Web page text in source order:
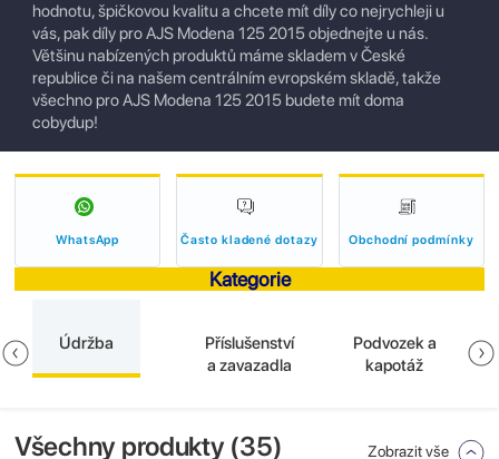
hodnotu, špičkovou kvalitu a chcete mít díly co nejrychleji u
vás, pak díly pro AJS Modena 125 2015 objednejte u nás.
Většinu nabízených produktů máme skladem v České
republice či na našem centrálním evropském skladě, takže
všechno pro AJS Modena 125 2015 budete mít doma
cobydup!
WhatsApp Často kladené dotazy Obchodní podmínky
Kategorie
Údržba
Příslušenství
a zavazadla
Podvozek a
kapotáž
Všechny produkty (35) Zobrazit vše